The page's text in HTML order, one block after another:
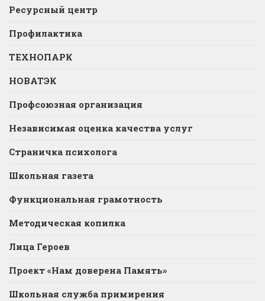
Ресурсный центр
Профилактика
ТЕХНОПАРК
НОВАТЭК
Профсоюзная организация
Независимая оценка качества услуг
Страничка психолога
Школьная газета
Функциональная грамотность
Методическая копилка
Лица Героев
Проект «Нам доверена Память»
Школьная служба примирения